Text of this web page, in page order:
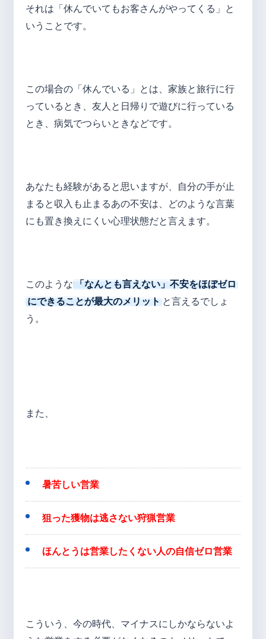
それは「休んでいてもお客さんがやってくる」と
いうことです。
この場合の「休んでいる」とは、家族と旅行に行
っているとき、友人と日帰りで遊びに行っている
とき、病気でつらいときなどです。
あなたも経験があると思いますが、自分の手が止
まると収入も止まるあの不安は、どのような言葉
にも置き換えにくい心理状態だと言えます。
このような
「なんとも言えない」不安をほぼゼロ
にできることが最大のメリット と言えるでしょ
う。
また、
暑苦しい営業
狙った獲物は逃さない狩猟営業
ほんとうは営業したくない人の自信ゼロ営業
こういう、今の時代、マイナスにしかならないよ